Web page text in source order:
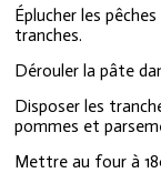
Éplucher les
tranches.
Dérouler la pâte
Disposer les
pommes et
Mettre au four à